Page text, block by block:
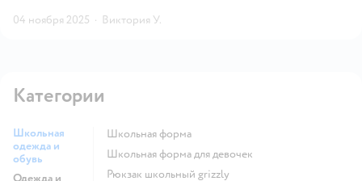
04 ноября 2025 · Виктория У.
Категории
Школьная
одежда и
обувь
Одежда и
Школьная форма
Школьная форма для девочек
Рюкзак школьный grizzly